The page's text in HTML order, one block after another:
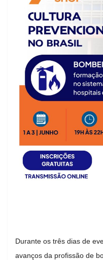
Durante os três dias de
avanços da profissão de